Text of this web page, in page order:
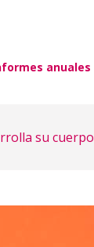
anuales
su cuerpo